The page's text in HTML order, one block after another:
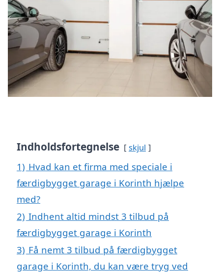
Indholdsfortegnelse skjul
1) Hvad kan et firma med speciale i
færdigbygget garage i Korinth hjælpe
med?
2) Indhent altid mindst 3 tilbud på
færdigbygget garage i Korinth
3) Få nemt 3 tilbud på færdigbygget
garage i Korinth, du kan være tryg ved